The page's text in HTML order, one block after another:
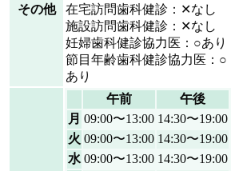
その他
在宅訪問歯科健診：✕なし
施設訪問歯科健診：✕なし
妊婦歯科健診協力医：○あり
節目年齢歯科健診協力医：○
あり
午前
午後
月 09:00〜13:00 14:30〜19:00
火 09:00〜13:00 14:30〜19:00
水 09:00〜13:00 14:30〜19:00